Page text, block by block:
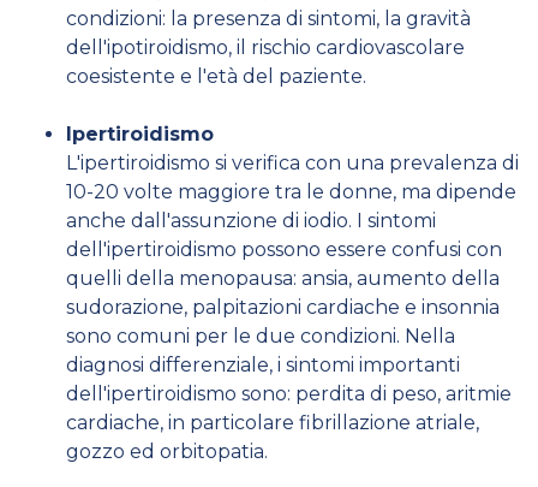
condizioni: la presenza di sintomi, la gravità
dell'ipotiroidismo, il rischio cardiovascolare
coesistente e l'età del paziente.
Ipertiroidismo
L'ipertiroidismo si verifica con una prevalenza di
10-20 volte maggiore tra le donne, ma dipende
anche dall'assunzione di iodio. I sintomi
dell'ipertiroidismo possono essere confusi con
quelli della menopausa: ansia, aumento della
sudorazione, palpitazioni cardiache e insonnia
sono comuni per le due condizioni. Nella
diagnosi differenziale, i sintomi importanti
dell'ipertiroidismo sono: perdita di peso, aritmie
cardiache, in particolare fibrillazione atriale,
gozzo ed orbitopatia.